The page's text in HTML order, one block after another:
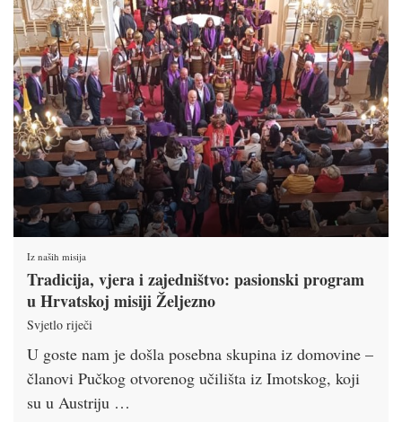
Iz naših misija
Tradicija, vjera i zajedništvo: pasionski program
u Hrvatskoj misiji Željezno
Svjetlo riječi
U goste nam je došla posebna skupina iz domovine –
članovi Pučkog otvorenog učilišta iz Imotskog, koji
su u Austriju …